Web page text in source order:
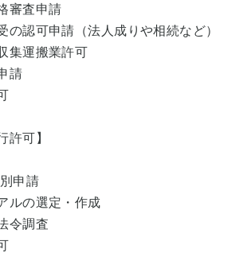
審査申請
の認可申請（法人成りや相続など）
集運搬業許可
請
許可】
申請
ルの選定・作成
令調査